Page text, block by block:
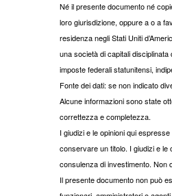
Né il presente documento né
loro giurisdizione, oppure a o a
residenza negli Stati Uniti
una società di capitali
imposte federali statunitensi,
Fonte dei dati: se non indicato
Alcune informazioni sono state
correttezza e completezza.
I giudizi e le opinioni qui
conservare un titolo. I giudizi e
consulenza di investimento. Non
Il presente documento non può